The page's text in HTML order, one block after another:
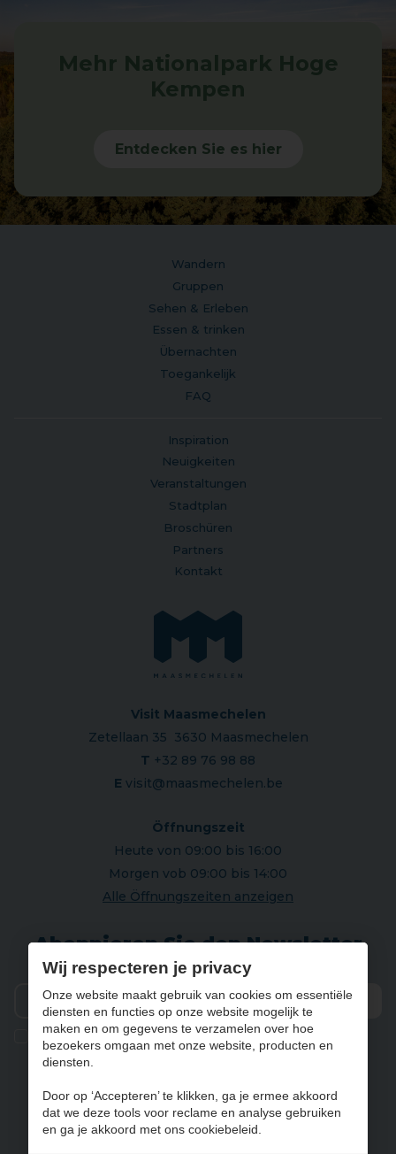
Mehr Nationalpark Hoge
Kempen
Entdecken Sie es hier
Wandern
Gruppen
Sehen & Erleben
Essen & trinken
Übernachten
Toegankelijk
FAQ
Inspiration
Neuigkeiten
Veranstaltungen
Stadtplan
Broschüren
Partners
Kontakt
Visit Maasmechelen
Zetellaan 35 3630 Maasmechelen
T +32 89 76 98 88
E visit@maasmechelen.be
Öffnungszeit
Heute von 09:00 bis 16:00
Morgen vob 09:00 bis 14:00
Alle Öffnungszeiten anzeigen
Abonnieren Sie den Newsletter
Ik geef de toestemming om mijn gegevens te bewaren en
verwerken zoals aangegeven in onzeprivacy statement
NL DE EN
Wij respecteren je privacy
Onze website maakt gebruik van cookies om essentiële
diensten en functies op onze website mogelijk te
maken en om gegevens te verzamelen over hoe
bezoekers omgaan met onze website, producten en
diensten.
Door op ‘Accepteren’ te klikken, ga je ermee akkoord
dat we deze tools voor reclame en analyse gebruiken
en ga je akkoord met ons cookiebeleid.